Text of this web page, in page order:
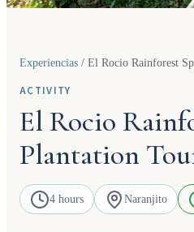
Experiencias / El Rocio Rainforest
ACTIVITY
El Rocio
Plantation
4 hours Naranjito